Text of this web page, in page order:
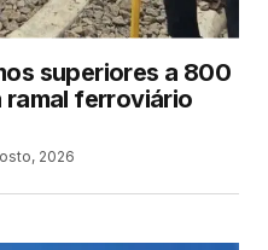
superiores a 800
ramal ferroviário
2026